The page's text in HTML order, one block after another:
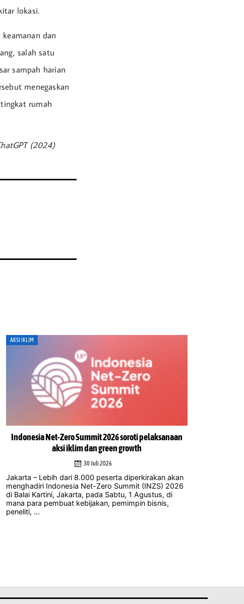
lokasi.
dan
salah satu
sampah harian
menegaskan
rumah
(2024)
AKSI IKLIM
Indonesia Net-Zero Summit 2026 soroti pelaksanaan
aksi iklim dan green growth
30 Juli 2026
Jakarta – Lebih dari 8.000 peserta diperkirakan akan
menghadiri Indonesia Net-Zero Summit (INZS) 2026
di Balai Kartini, Jakarta, pada Sabtu, 1 Agustus, di
mana para pembuat kebijakan, pemimpin bisnis,
peneliti, ...